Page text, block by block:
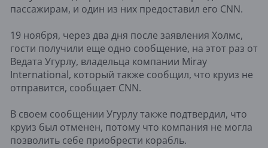
пассажирам, и один из них предоставил его CNN.
19 ноября, через два дня после заявления Холмс,
гости получили еще одно сообщение, на этот раз от
Ведата Угурлу, владельца компании Miray
International, который также сообщил, что круиз не
отправится, сообщает CNN.
В своем сообщении Угурлу также подтвердил, что
круиз был отменен, потому что компания не могла
позволить себе приобрести корабль.